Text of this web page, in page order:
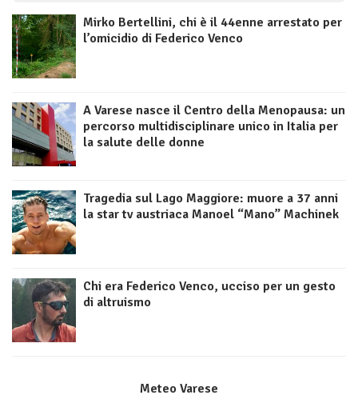
Mirko Bertellini, chi è il 44enne arrestato per
l’omicidio di Federico Venco
A Varese nasce il Centro della Menopausa: un
percorso multidisciplinare unico in Italia per
la salute delle donne
Tragedia sul Lago Maggiore: muore a 37 anni
la star tv austriaca Manoel “Mano” Machinek
Chi era Federico Venco, ucciso per un gesto
di altruismo
Meteo Varese